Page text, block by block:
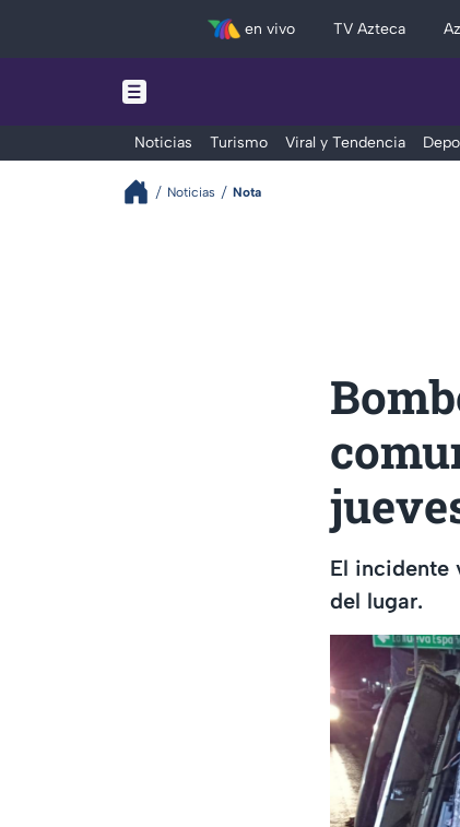
en vivo TV Azteca
Noticias Turismo Viral y Tendencia
Noticias Nota
El incidente
del lugar.